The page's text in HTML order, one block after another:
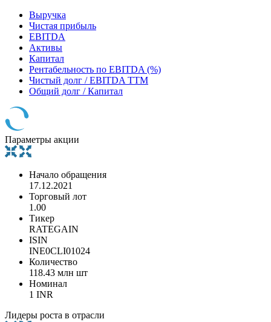
Выручка
Чистая прибыль
EBITDA
Активы
Капитал
Рентабельность по EBITDA (%)
Чистый долг / EBITDA TTM
Общий долг / Капитал
Параметры акции
Начало обращения
17.12.2021
Торговый лот
1.00
Тикер
RATEGAIN
ISIN
INE0CLI01024
Количество
118.43 млн шт
Номинал
1 INR
Лидеры роста в отрасли